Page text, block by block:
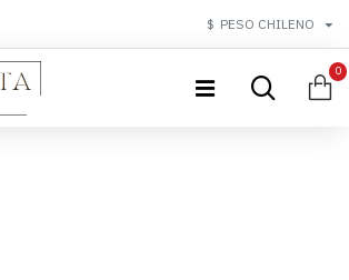
$ PESO CHILENO
0